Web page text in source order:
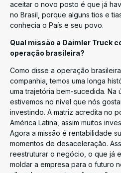
aceitar o novo posto é que já
no Brasil, porque alguns tios e
conhecia o País e seu povo.
Qual missão a Daimler Truck
operação brasileira?
Como disse a operação
companhia, temos uma longa
uma trajetória bem-sucedida. Na
estivemos no nível que nós
investindo. A matriz acredita no
América Latina, assim muitos
Agora a missão é rentabilidade
momentos de desaceleração.
reestruturar o negócio, o que já
moldar a empresa para o futuro